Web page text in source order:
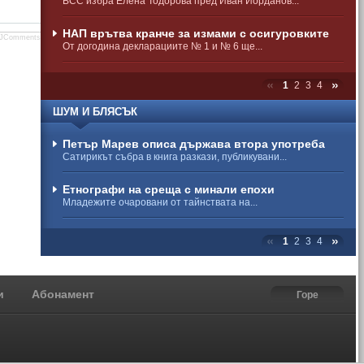
НАП врътва кранче за измами с осигуровките
От догодина декларациите № 1 и № 6 ще...
1 2 3 4
ШУМ И БЛЯСЪК
Петър Марев описа държава втора употреба
Сатирикът събра в книга разкази, публикувани...
Етнографи на среща с минали епохи
Младежите очаровани от тайнствата на...
1 2 3 4
JComments
Абонамент Горе